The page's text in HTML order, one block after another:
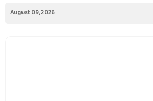
August 09, 2026